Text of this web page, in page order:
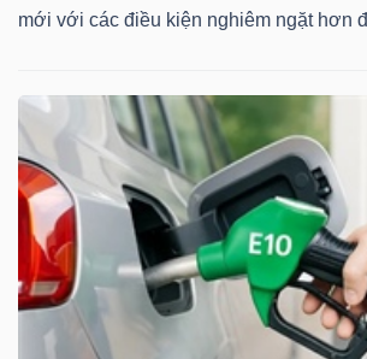
mới với các điều kiện nghiêm ngặt hơn
Truyền
thông
tài
chính